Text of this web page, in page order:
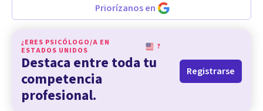
Priorízanos en
¿ERES PSICÓLOGO/A EN
ESTADOS UNIDOS
?
Destaca entre toda tu
competencia
profesional.
Registrarse